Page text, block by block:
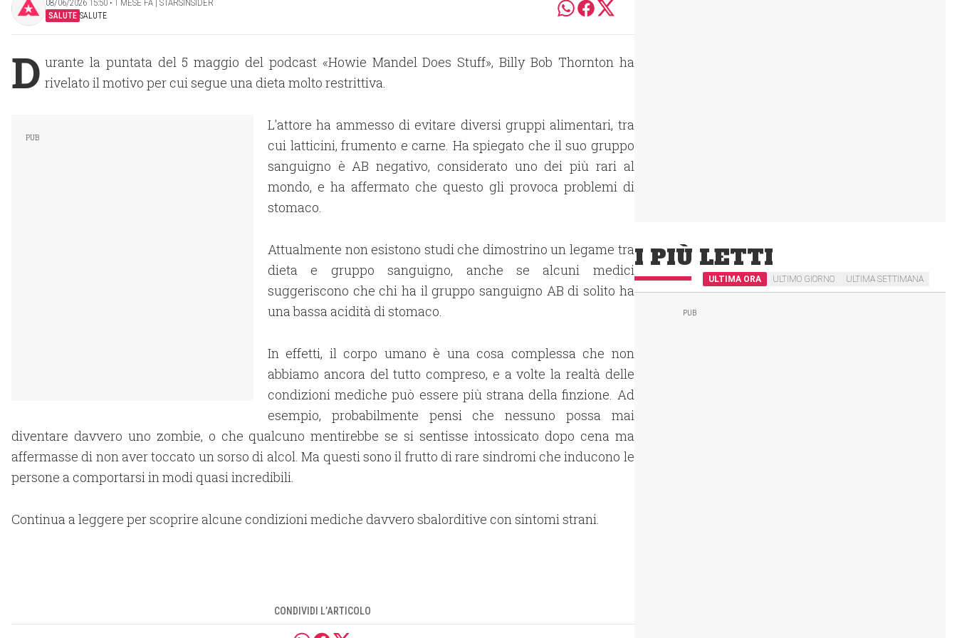
08/06/2026 15:50 ‧ 1 MESE FA | STARSINSIDER
SALUTE SALUTE
D urante la puntata del 5 maggio del podcast «Howie Mandel Does Stuff», Billy Bob Thornton ha
rivelato il motivo per cui segue una dieta molto restrittiva.
L'attore ha ammesso di evitare diversi gruppi alimentari, tra
cui latticini, frumento e carne. Ha spiegato che il suo gruppo
sanguigno è AB negativo, considerato uno dei più rari al
mondo, e ha affermato che questo gli provoca problemi di
stomaco.
Attualmente non esistono studi che dimostrino un legame tra
dieta e gruppo sanguigno, anche se alcuni medici
suggeriscono che chi ha il gruppo sanguigno AB di solito ha
una bassa acidità di stomaco.
In effetti, il corpo umano è una cosa complessa che non
abbiamo ancora del tutto compreso, e a volte la realtà delle
condizioni mediche può essere più strana della finzione. Ad
esempio, probabilmente pensi che nessuno possa mai
diventare davvero uno zombie, o che qualcuno mentirebbe se si sentisse intossicato dopo cena ma
affermasse di non aver toccato un sorso di alcol. Ma questi sono il frutto di rare sindromi che inducono le
persone a comportarsi in modi quasi incredibili.
Continua a leggere per scoprire alcune condizioni mediche davvero sbalorditive con sintomi strani.
CONDIVIDI L’ARTICOLO
I PIÙ LETTI
ULTIMA ORA ULTIMO GIORNO ULTIMA SETTIMANA